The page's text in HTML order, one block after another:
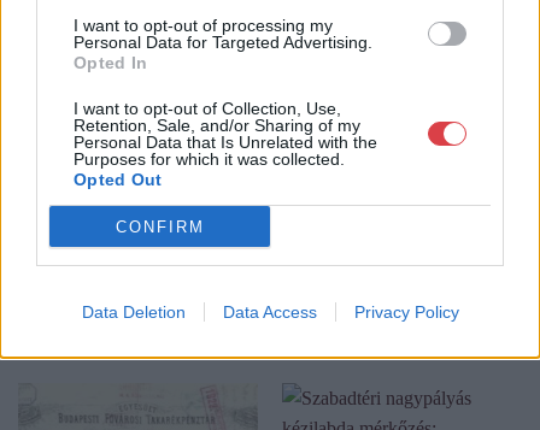
I want to opt-out of processing my
Personal Data for Targeted Advertising.
Opted In
I want to opt-out of Collection, Use,
Retention, Sale, and/or Sharing of my
Personal Data that Is Unrelated with the
Purposes for which it was collected.
Opted Out
CONFIRM
Data Deletion Data Access Privacy Policy
a Portobello aukciósház kiegészítette az addigi tevékenységét
és megszületett a Mike Portobello Aukciósház. 2022-től saját
oldalunkon bonyolítjuk árverésünket. www.aukcio.net
GALÉRIA TOVÁBBI MŰTÁRGYAI